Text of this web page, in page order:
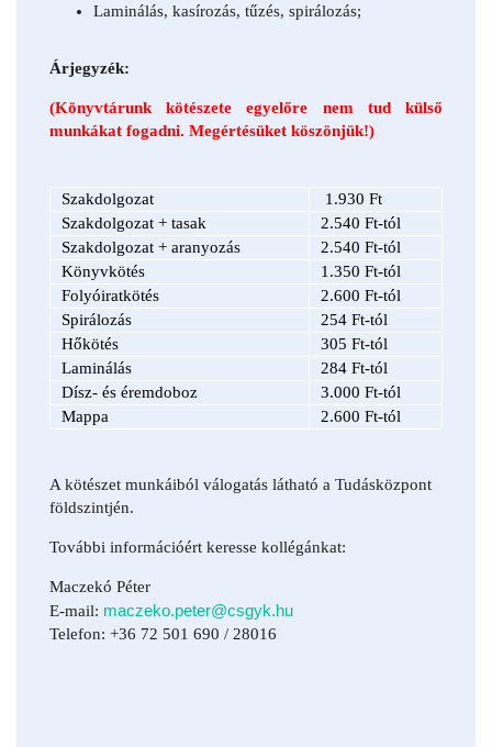
Laminálás, kasírozás, tűzés, spirálozás;
Árjegyzék:
(Könyvtárunk kötészete egyelőre nem tud külső
munkákat fogadni. Megértésüket köszönjük!)
Szakdolgozat
1.930 Ft
Szakdolgozat + tasak
2.540 Ft-tól
Szakdolgozat + aranyozás
2.540 Ft-tól
Könyvkötés
1.350 Ft-tól
Folyóiratkötés
2.600 Ft-tól
Spirálozás
254 Ft-tól
Hőkötés
305 Ft-tól
Laminálás
284 Ft-tól
Dísz- és éremdoboz
3.000 Ft-tól
Mappa
2.600 Ft-tól
A kötészet munkáiból válogatás látható a Tudásközpont
földszintjén.
További információért keresse kollégánkat:
Maczekó Péter
E-mail: maczeko.peter@csgyk.hu
Telefon: +36 72 501 690 / 28016